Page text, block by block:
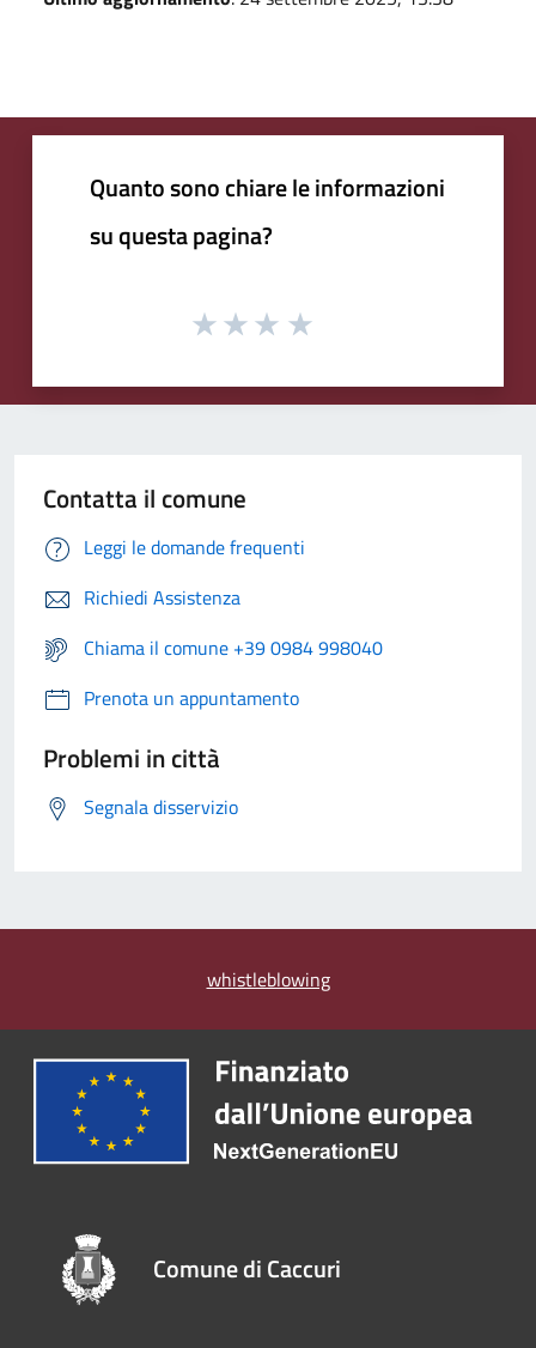
Quanto sono chiare le informazioni
su questa pagina?
Contatta il comune
Leggi le domande frequenti
Richiedi Assistenza
Chiama il comune +39 0984 998040
Prenota un appuntamento
Problemi in città
Segnala disservizio
whistleblowing
Comune di Caccuri